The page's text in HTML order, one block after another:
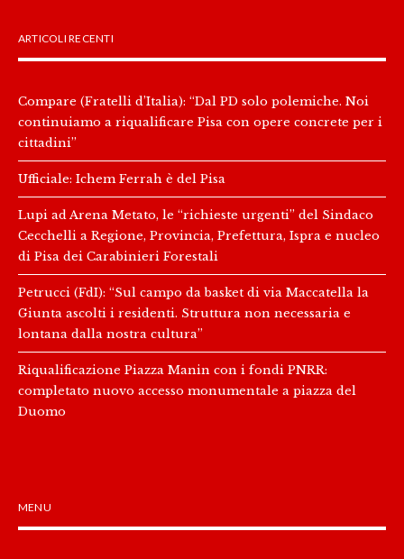
ARTICOLI RECENTI
Compare (Fratelli d’Italia): “Dal PD solo polemiche. Noi
continuiamo a riqualificare Pisa con opere concrete per i
cittadini”
Ufficiale: Ichem Ferrah è del Pisa
Lupi ad Arena Metato, le “richieste urgenti” del Sindaco
Cecchelli a Regione, Provincia, Prefettura, Ispra e nucleo
di Pisa dei Carabinieri Forestali
Petrucci (FdI): “Sul campo da basket di via Maccatella la
Giunta ascolti i residenti. Struttura non necessaria e
lontana dalla nostra cultura”
Riqualificazione Piazza Manin con i fondi PNRR:
completato nuovo accesso monumentale a piazza del
Duomo
MENU